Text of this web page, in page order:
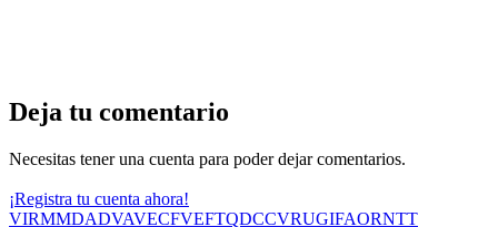
Deja tu comentario
Necesitas tener una cuenta para poder dejar comentarios.
¡Registra tu cuenta ahora!
VIRMMDADVAVECFVEFTQDCCVRUGIFAORNTT